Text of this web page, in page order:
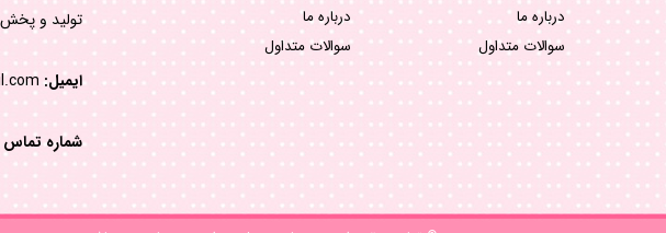
درباره ما
سوالات متداول
درباره ما
سوالات متداول
تولید و پخش
ایمیل:
شماره